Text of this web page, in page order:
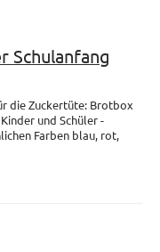
Schulanfang
die Zuckertüte: Brotbox
und Schüler -
Farben blau, rot,